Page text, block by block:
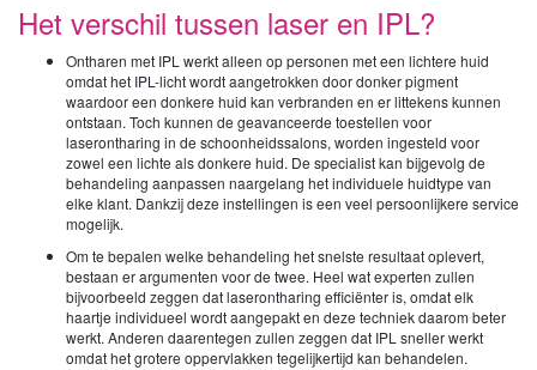
Het verschil tussen laser en IPL?
Ontharen met IPL werkt alleen op personen met een lichtere huid
omdat het IPL-licht wordt aangetrokken door donker pigment
waardoor een donkere huid kan verbranden en er littekens kunnen
ontstaan. Toch kunnen de geavanceerde toestellen voor
laserontharing in de schoonheidssalons, worden ingesteld voor
zowel een lichte als donkere huid. De specialist kan bijgevolg de
behandeling aanpassen naargelang het individuele huidtype van
elke klant. Dankzij deze instellingen is een veel persoonlijkere service
mogelijk.
Om te bepalen welke behandeling het snelste resultaat oplevert,
bestaan er argumenten voor de twee. Heel wat experten zullen
bijvoorbeeld zeggen dat laserontharing efficiënter is, omdat elk
haartje individueel wordt aangepakt en deze techniek daarom beter
werkt. Anderen daarentegen zullen zeggen dat IPL sneller werkt
omdat het grotere oppervlakken tegelijkertijd kan behandelen.